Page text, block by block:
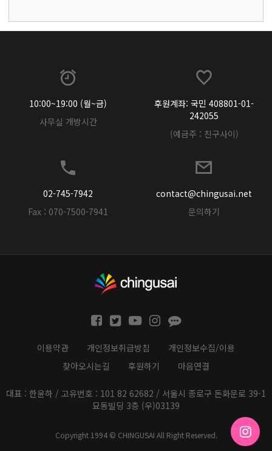
10:00~19:00 (월~금)
사무실 개방시간
후원계좌: 국민 408801-01-
242055
(예금주 : 친구사이)
02-745-7942
Fax : 070-7500-7941
contact@chingusai.net
문의하기
이용약관 개인정보취급방침
개인정보수집/이용
찾아오시는길
후원하기 마음연결
대표 : 한윤하 / 고유번호 : 101 82 62682 / 서울시 종로구 돈화문로 39-1
묘동빌딩 3층 (우)03139
Copyright 1994 © CHINGUSAI All Right Reserved.